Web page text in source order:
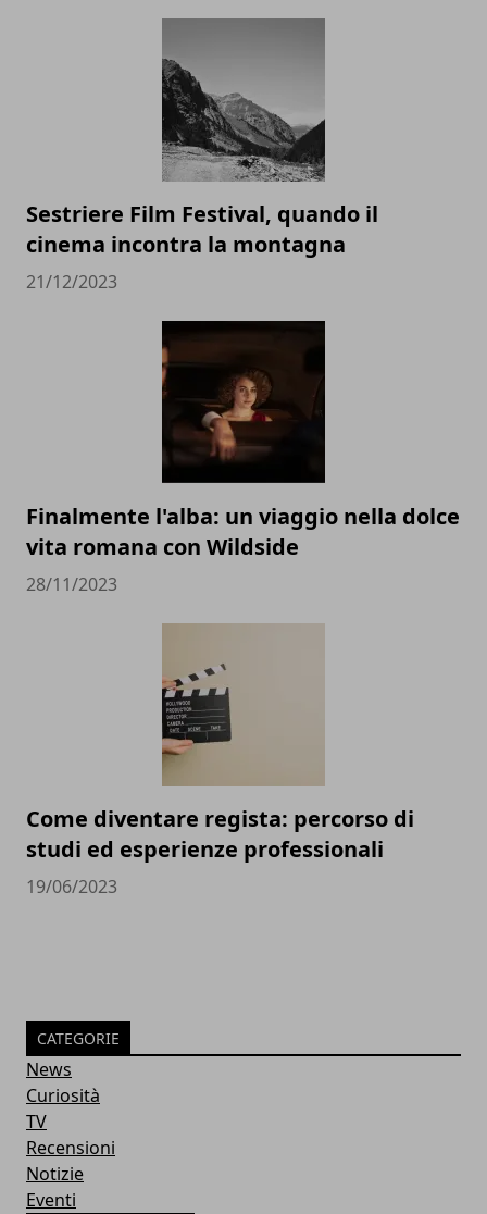
Sestriere Film Festival, quando il
cinema incontra la montagna
21/12/2023
Finalmente l'alba: un viaggio nella dolce
vita romana con Wildside
28/11/2023
Come diventare regista: percorso di
studi ed esperienze professionali
19/06/2023
CATEGORIE
News
Curiosità
TV
Recensioni
Notizie
Eventi